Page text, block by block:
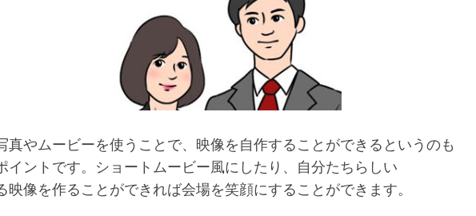
真やムービーを使うことで、映像を自作することができるというのも
イントです。ショートムービー風にしたり、自分たちらしい
映像を作ることができれば会場を笑顔にすることができます。